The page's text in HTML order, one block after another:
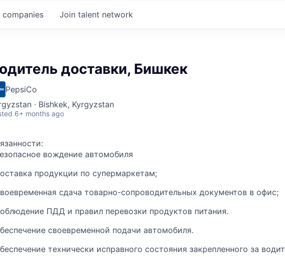
companies Join talent network
доставки, Бишкек
PepsiCo
· Bishkek, Kyrgyzstan
6+ months ago
вождение автомобиля
продукции по супермаркетам;
сдача товарно-сопроводительных документов в офис;
ПДД и правил перевозки продуктов питания.
своевременной подачи автомобиля.
технически исправного состояния закрепленного за